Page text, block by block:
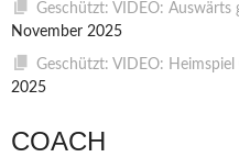
Geschützt: VIDEO: Auswärts
November 2025
Geschützt: VIDEO:
2025
COACH